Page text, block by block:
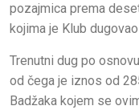
pozajmica prema
kojima je Klub
Trenutni dug po
od čega je iznos od
Badžaka kojem se